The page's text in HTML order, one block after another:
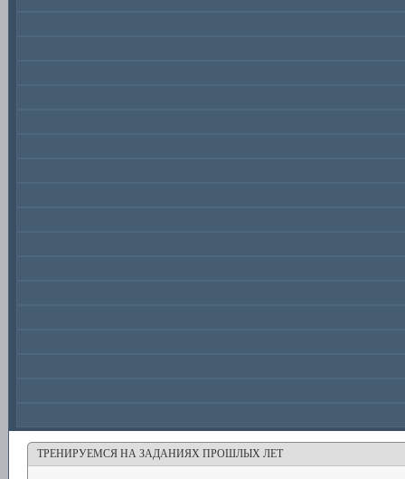
ТРЕНИРУЕМСЯ НА ЗАДАНИЯХ ПРОШЛЫХ ЛЕТ